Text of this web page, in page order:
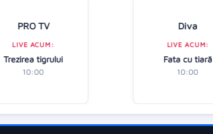
PRO TV
LIVE ACUM:
Trezirea tigrului
10:00
Diva
LIVE ACUM:
Fata cu tiară
10:00